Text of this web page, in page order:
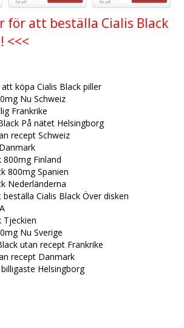
för att beställa Cialis Black
<<<
köpa Cialis Black piller
Nu Schweiz
Frankrike
På nätet Helsingborg
recept Schweiz
800mg Finland
800mg Spanien
Nederländerna
Cialis Black Över disken
Tjeckien
Nu Sverige
utan recept Frankrike
recept Danmark
Helsingborg